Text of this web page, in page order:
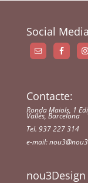
Social Media
Contacte:
Ronda Maiols, 1
Vallès, Barcelona
Tel. 937 227 314
e-mail:
nou3Design